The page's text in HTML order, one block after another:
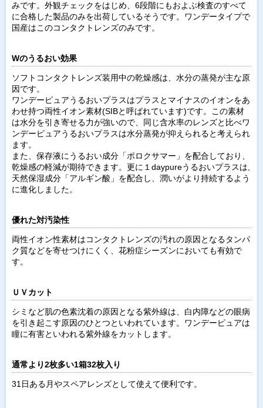
みです。外観チェックをはじめ、6段階にもおよぶ検査のすべて
に合格した製品のみを出荷しているそうです。ワンデータイプで
国産はこのコンタクトレンズのみです。
Wのうるおい効果
ソフトコンタクトレンズ装用中の乾燥感は、水分の蒸発が主な原
因です。
ワンデーピュアうるおいプラスはプラスとマイナスのイオンをあ
わせ持つ両性イオン素材(SIBと呼ばれています)です。この素材
は水分を引き寄せる力が強いので、同じ含水率のレンズと比べワ
ンデーピュアうるおいプラスは水分蒸発が抑えられると考えられ
ます。
また、保存液にうるおい成分「ポロクサマー」を配合しており、
乾燥感の軽減が期待できます。更に１daypureうるおいプラスは,
天然保湿成分「アルギン酸」を配合し、潤いがより持続するよう
に進化しました。
優れた対汚染性
両性イオン性素材はコンタクトレンズの汚れの原因となるタンパ
ク質などを寄せつけにくく、花粉症シーズンにおいても有効で
す。
ＵＶカット
シミなど肌の色素沈着の原因となる紫外線は、白内障などの眼病
を引き起こす原因のひとつといわれています。ワンデーピュアは
瞳に有害といわれる紫外線をカットします。
通常より2枚多い1箱32枚入り
31日ある月やスペアレンズとして使えて便利です。